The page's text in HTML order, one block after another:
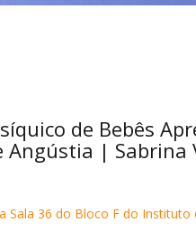
de Bebês
Angústia |
Sala 36 do Bloco F do Instituto